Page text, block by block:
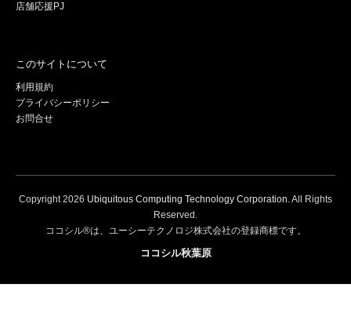
店舗応援PJ
このサイトについて
利用規約
プライバシーポリシー
お問合せ
Copyright2026 Ubiquitous Computing Technology Corporation. All Rights
Reserved.
ココシル®は、ユーシーテクノロジ株式会社の登録商標です。
ココシル秋葉原